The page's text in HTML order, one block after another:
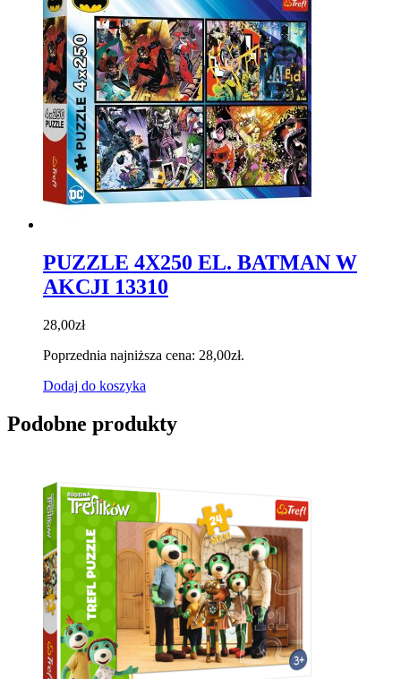
PUZZLE 4X250 EL. BATMAN W
AKCJI 13310
28,00zł
Poprzednia najniższa cena: 28,00zł.
Dodaj do koszyka
Podobne produkty